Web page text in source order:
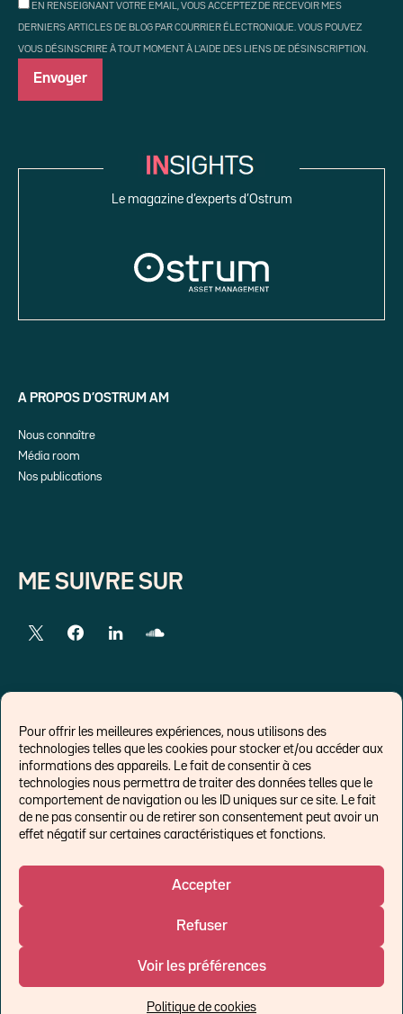
Pour offrir les meilleures expériences, nous utilisons des
technologies telles que les cookies pour stocker et/ou accéder aux
informations des appareils. Le fait de consentir à ces
technologies nous permettra de traiter des données telles que le
comportement de navigation ou les ID uniques sur ce site. Le fait
de ne pas consentir ou de retirer son consentement peut avoir un
effet négatif sur certaines caractéristiques et fonctions.
Accepter
Refuser
Voir les préférences
Politique de cookies
EN RENSEIGNANT VOTRE EMAIL, VOUS ACCEPTEZ DE RECEVOIR MES
DERNIERS ARTICLES DE BLOG PAR COURRIER ÉLECTRONIQUE. VOUS POUVEZ
VOUS DÉSINSCRIRE À TOUT MOMENT À L'AIDE DES LIENS DE DÉSINSCRIPTION.
Le magazine d’experts d’Ostrum
A PROPOS D’OSTRUM AM
Nous connaître
Média room
Nos publications
ME SUIVRE SUR
LIENS EXTERNES
Chroniques pour Forbes
Economistes
Think tank
Politique de cookies (UE)
Un affilié de :